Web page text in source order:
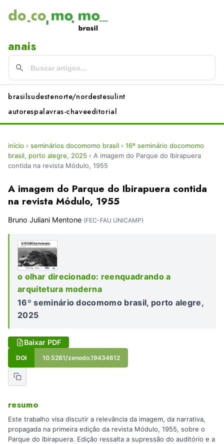
anais
brasilsudestenorte/nordestesulint
autorespalavras-chaveeditorial
início › seminários docomomo brasil › 16º seminário docomomo
brasil, porto alegre, 2025 › A imagem do Parque do Ibirapuera
contida na revista Módulo, 1955
A imagem do Parque do Ibirapuera contida
na revista Módulo, 1955
Bruno Juliani Mentone (FEC-FAU UNICAMP)
o olhar direcionado: reenquadrando a
arquitetura moderna
16º seminário docomomo brasil, porto alegre,
2025
Baixar PDF
DOI 10.5281/zenodo.19434612
resumo
Este trabalho visa discutir a relevância da imagem, da narrativa,
propagada na primeira edição da revista Módulo, 1955, sobre o
Parque do Ibirapuera. Edição ressalta a supressão do auditório e a